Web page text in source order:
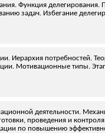
Функция делегирования.
задач. Избегание
Иерархия потребностей.
Мотивационные типы.
деятельности.
проведения и
по повышению